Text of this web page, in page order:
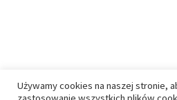
PIU 2020 © All right
Używamy cookies na naszej stronie,